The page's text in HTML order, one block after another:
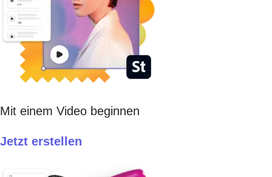
Mit einem Video beginnen
Jetzt erstellen​